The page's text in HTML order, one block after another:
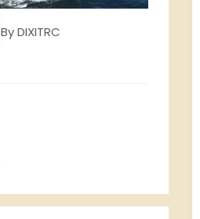
By DIXITRC